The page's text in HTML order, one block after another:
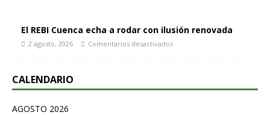
El REBI Cuenca echa a rodar con ilusión renovada
2 agosto, 2026 Comentarios desactivados
CALENDARIO
AGOSTO 2026